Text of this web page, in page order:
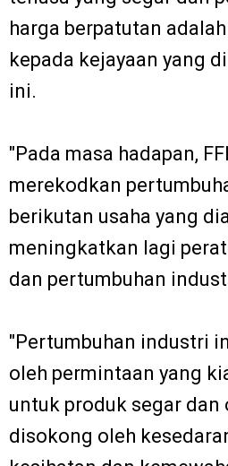
harga berpatutan
kepada kejayaan yang
ini.
"Pada masa hadapan,
merekodkan
berikutan usaha yang
meningkatkan lagi
dan pertumbuhan
"Pertumbuhan industri
oleh permintaan yang
untuk produk segar dan
disokong oleh